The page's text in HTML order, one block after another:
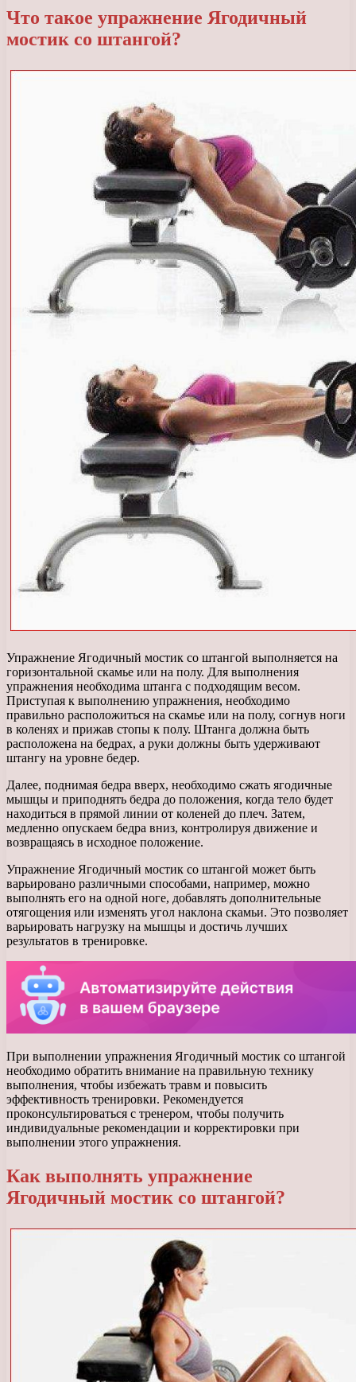
Что такое упражнение Ягодичный
мостик со штангой?
Упражнение Ягодичный мостик со штангой выполняется на
горизонтальной скамье или на полу. Для выполнения
упражнения необходима штанга с подходящим весом.
Приступая к выполнению упражнения, необходимо
правильно расположиться на скамье или на полу, согнув ноги
в коленях и прижав стопы к полу. Штанга должна быть
расположена на бедрах, а руки должны быть удерживают
штангу на уровне бедер.
Далее, поднимая бедра вверх, необходимо сжать ягодичные
мышцы и приподнять бедра до положения, когда тело будет
находиться в прямой линии от коленей до плеч. Затем,
медленно опускаем бедра вниз, контролируя движение и
возвращаясь в исходное положение.
Упражнение Ягодичный мостик со штангой может быть
варьировано различными способами, например, можно
выполнять его на одной ноге, добавлять дополнительные
отягощения или изменять угол наклона скамьи. Это позволяет
варьировать нагрузку на мышцы и достичь лучших
результатов в тренировке.
При выполнении упражнения Ягодичный мостик со штангой
необходимо обратить внимание на правильную технику
выполнения, чтобы избежать травм и повысить
эффективность тренировки. Рекомендуется
проконсультироваться с тренером, чтобы получить
индивидуальные рекомендации и корректировки при
выполнении этого упражнения.
Как выполнять упражнение
Ягодичный мостик со штангой?